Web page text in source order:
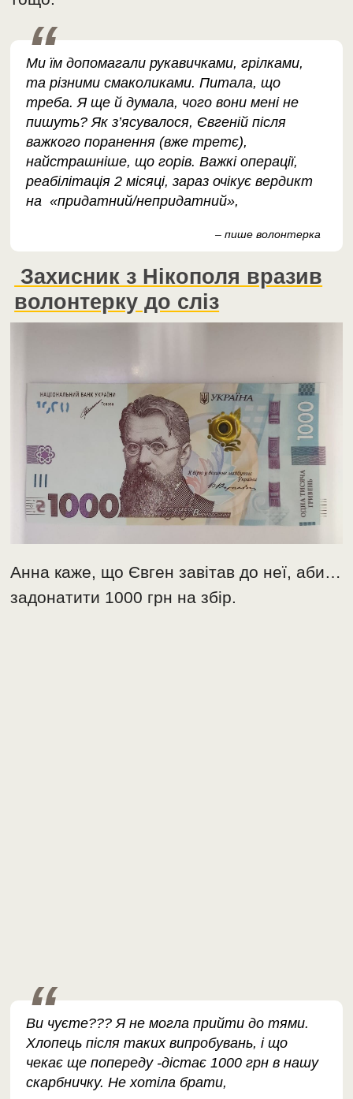
Ми їм допомагали рукавичками, грілками,
та різними смаколиками. Питала, що
треба. Я ще й думала, чого вони мені не
пишуть? Як з’ясувалося, Євгеній після
важкого поранення (вже третє),
найстрашніше, що горів. Важкі операції,
реабілітація 2 місяці, зараз очікує вердикт
на «придатний/непридатний»,
– пише волонтерка
Захисник з Нікополя вразив
волонтерку до сліз
Анна каже, що Євген завітав до неї, аби…
задонатити 1000 грн на збір.
Ви чуєте??? Я не могла прийти до тями.
Хлопець після таких випробувань, і що
чекає ще попереду -дістає 1000 грн в нашу
скарбничку. Не хотіла брати,